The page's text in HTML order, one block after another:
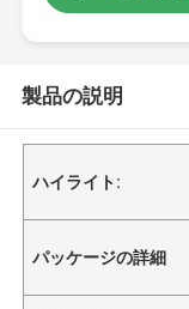
製品の説明
ハイライト:
パッケージの詳細